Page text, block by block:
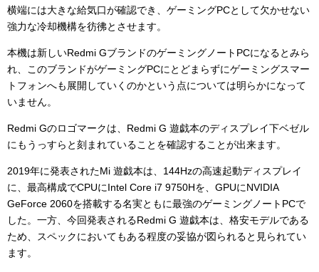
横端には大きな給気口が確認でき、ゲーミングPCとして欠かせない
強力な冷却機構を彷彿とさせます。
本機は新しいRedmi GブランドのゲーミングノートPCになるとみら
れ、このブランドがゲーミングPCにとどまらずにゲーミングスマー
トフォンへも展開していくのかという点については明らかになって
いません。
Redmi Gのロゴマークは、Redmi G 遊戯本のディスプレイ下ベゼル
にもうっすらと刻まれていることを確認することが出来ます。
2019年に発表されたMi 遊戯本は、144Hzの高速起動ディスプレイ
に、最高構成でCPUにIntel Core i7 9750Hを、GPUにNVIDIA
GeForce 2060を搭載する名実ともに最強のゲーミングノートPCで
した。一方、今回発表されるRedmi G 遊戯本は、格安モデルである
ため、スペックにおいてもある程度の妥協が図られると見られてい
ます。